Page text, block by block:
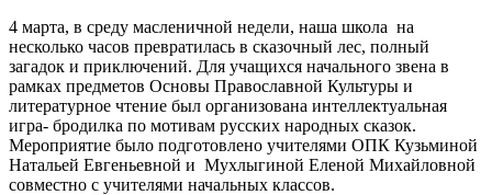
4 марта, в среду масленичной недели, наша школа на
несколько часов превратилась в сказочный лес, полный
загадок и приключений. Для учащихся начального звена в
рамках предметов Основы Православной Культуры и
литературное чтение был организована интеллектуальная
игра- бродилка по мотивам русских народных сказок.
Мероприятие было подготовлено учителями ОПК Кузьминой
Натальей Евгеньевной и Мухлыгиной Еленой Михайловной
совместно с учителями начальных классов.